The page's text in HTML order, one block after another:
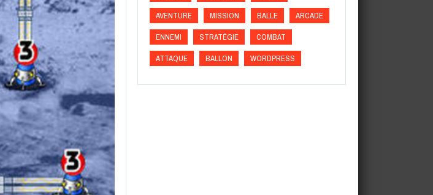
AVENTURE MISSION BALLE ARCADE
ENNEMI STRATÉGIE COMBAT
ATTAQUE BALLON WORDPRESS